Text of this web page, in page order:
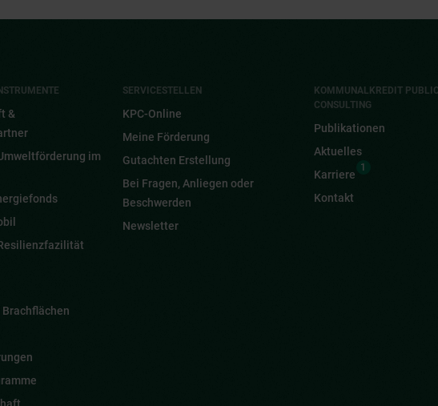
&
im
SERVICESTELLEN
KPC-Online
Meine Förderung
Gutachten Erstellung
Bei Fragen, Anliegen oder
Beschwerden
Newsletter
KOMMUNALKREDIT PUBLIC
CONSULTING
Publikationen
Aktuelles
Karriere
1
Kontakt